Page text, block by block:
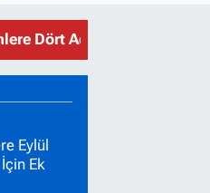
Dört Adet Sınav Görevi
Eylül
Ek